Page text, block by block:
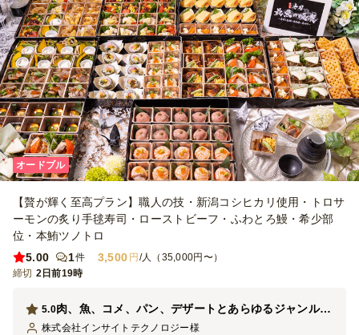
オードブル
【贅が輝く至高プラン】職人の技・新潟コシヒカリ使用・トロサ
ーモンの炙り手毬寿司・ローストビーフ・ふわとろ鰻・希少部
位・本鮪ツノトロ
5.00
1件 3,500 円 /人（35,000円〜）
締切 2日前19時
肉、魚、コメ、パン、デザートとあらゆるジャンルを網羅したオードブルは満足度が高いです。
5.0
株式会社インサイトテクノロジー様